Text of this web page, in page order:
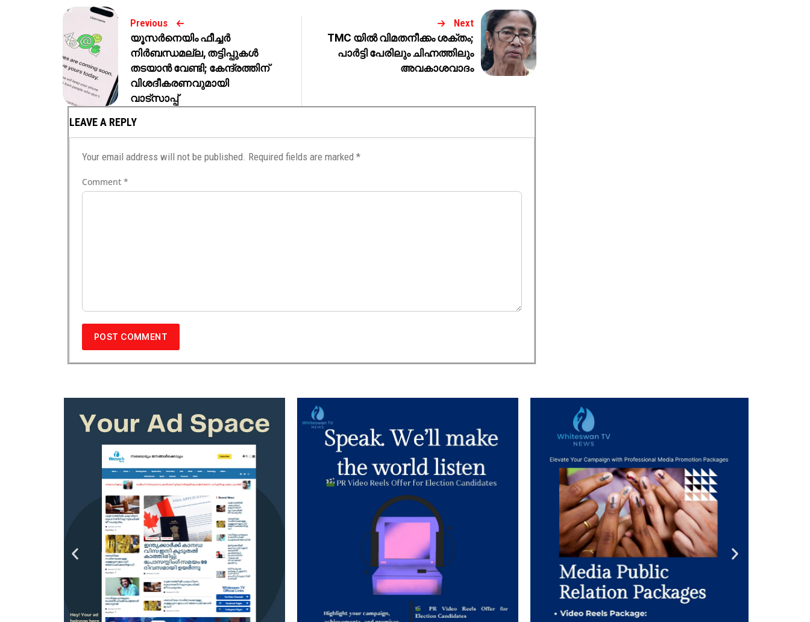
Previous
യൂസർനെയിം ഫീച്ചർ
നിർബന്ധമല്ല, തട്ടിപ്പുകൾ
തടയാൻ വേണ്ടി; കേന്ദ്രത്തിന്
വിശദീകരണവുമായി
വാട്സാപ്പ്
Next
TMC യിൽ വിമതനീക്കം ശക്തം;
പാർട്ടി പേരിലും ചിഹ്നത്തിലും
അവകാശവാദം
LEAVE A REPLY
Your email address will not be published. Required fields are marked *
Comment *